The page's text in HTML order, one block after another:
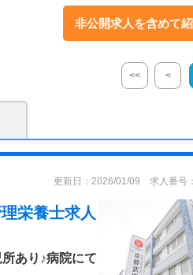
非公開求人を含めて
<< <
更新日：2026/01/09 求人番号
栄養士求人
あり♪病院にて